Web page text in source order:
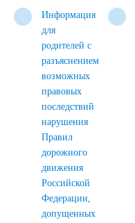
Информация
для
родителей с
разъяснением
возможных
правовых
последствий
нарушения
Правил
дорожного
движения
Российской
Федерации,
допущенных